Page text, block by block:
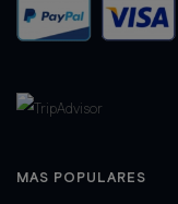
MAS POPULARES